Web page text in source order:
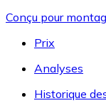
Conçu pour
Prix
Analyses
Historique